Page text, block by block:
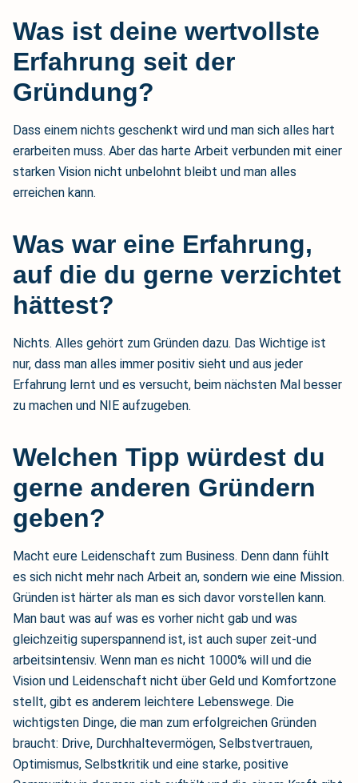
Was ist deine wertvollste
Erfahrung seit der
Gründung?
Dass einem nichts geschenkt wird und man sich alles hart
erarbeiten muss. Aber das harte Arbeit verbunden mit einer
starken Vision nicht unbelohnt bleibt und man alles
erreichen kann.
Was war eine Erfahrung,
auf die du gerne verzichtet
hättest?
Nichts. Alles gehört zum Gründen dazu. Das Wichtige ist
nur, dass man alles immer positiv sieht und aus jeder
Erfahrung lernt und es versucht, beim nächsten Mal besser
zu machen und NIE aufzugeben.
Welchen Tipp würdest du
gerne anderen Gründern
geben?
Macht eure Leidenschaft zum Business. Denn dann fühlt
es sich nicht mehr nach Arbeit an, sondern wie eine Mission.
Gründen ist härter als man es sich davor vorstellen kann.
Man baut was auf was es vorher nicht gab und was
gleichzeitig superspannend ist, ist auch super zeit-und
arbeitsintensiv. Wenn man es nicht 1000% will und die
Vision und Leidenschaft nicht über Geld und Komfortzone
stellt, gibt es anderem leichtere Lebenswege. Die
wichtigsten Dinge, die man zum erfolgreichen Gründen
braucht: Drive, Durchhaltevermögen, Selbstvertrauen,
Optimismus, Selbstkritik und eine starke, positive